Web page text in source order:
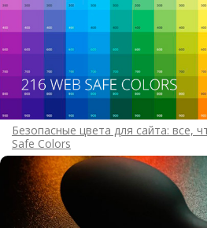
Безопасные цвета для сайта: все,
Safe Colors